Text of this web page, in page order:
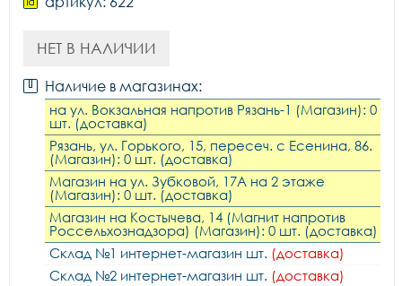
НЕТ В НАЛИЧИИ
Наличие в магазинах:
на ул. Вокзальная напротив Рязань-1 (Магазин): 0
шт. (доставка)
Рязань, ул. Горького, 15, пересеч. с Есенина, 86.
(Магазин): 0 шт. (доставка)
Магазин на ул. Зубковой, 17А на 2 этаже
(Магазин): 0 шт. (доставка)
Магазин на Костычева, 14 (Магнит напротив
Россельхознадзора) (Магазин): 0 шт. (доставка)
Склад №1 интернет-магазин шт. (доставка)
Склад №2 интернет-магазин шт. (доставка)